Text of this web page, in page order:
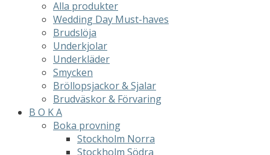
Alla produkter
Wedding Day Must-haves
Brudslöja
Underkjolar
Underkläder
Smycken
Bröllopsjackor & Sjalar
Brudväskor & Förvaring
B O K A
Boka provning
Stockholm Norra
Stockholm Södra